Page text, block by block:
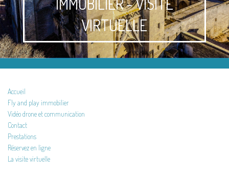
VIRTUELLE
Accueil
Fly and play immobilier
Vidéo drone et communication
Contact
Prestations
Réservez en ligne
La visite virtuelle